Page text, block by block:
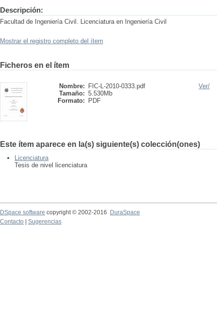
Descripción:
Facultad de Ingeniería Civil. Licenciatura en Ingeniería Civil
Mostrar el registro completo del ítem
Ficheros en el ítem
Nombre:
FIC-L-2010-0333.pdf
Tamaño: 5.530Mb
Formato:
PDF
Ver/
Este ítem aparece en la(s) siguiente(s) colección(ones)
Licenciatura
Tesis de nivel licenciatura
DSpace software copyright © 2002-2016
DuraSpace
Contacto
Sugerencias